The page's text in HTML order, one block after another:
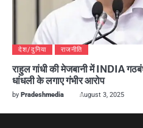
देश/दुनिया राजनीति
राहुल गांधी की मेजबानी में INDIA
धांधली के लगाए गंभीर आरोप
by Pradeshmedia August 3, 2025